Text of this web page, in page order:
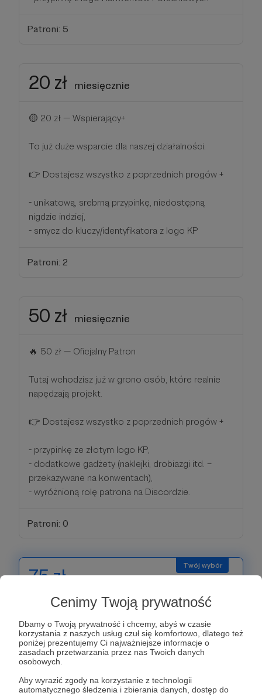
Cenimy Twoją prywatność
Dbamy o Twoją prywatność i chcemy, abyś w czasie
korzystania z naszych usług czuł się komfortowo, dlatego też
poniżej prezentujemy Ci najważniejsze informacje o
zasadach przetwarzania przez nas Twoich danych
osobowych.
Aby wyrazić zgody na korzystanie z technologii
automatycznego śledzenia i zbierania danych, dostęp do
Patroni: 5
20 zł miesięcznie
🟡 20 zł — Wspierający+
To już duże wsparcie dla naszej działalności.
👉 Dostajesz wszystko z poprzednich progów +
- unikatową, srebrną przypinkę, niedostępną
nigdzie indziej,
- smycz do kluczy/identyfikatora z logo KP
Patroni: 2
50 zł miesięcznie
🔥 50 zł — Oficjalny Patron
Tutaj wchodzisz już w grono osób, które realnie
napędzają projekt.
👉 Dostajesz wszystko z poprzednich progów +
- przypinkę ze złotym logo KP,
- dodatkowe gadżety (naklejki, drobiazgi itd. –
przekazywane na konwentach),
- wyróżnioną rolę patrona na Discordzie.
Patroni: 0
75 zł miesięcznie
⭐ 75 zł — Patron+
Jeśli wybierasz ten próg, to już naprawdę robisz
robotę razem z nami.
👉 Dostajesz wszystko z poprzednich progów +